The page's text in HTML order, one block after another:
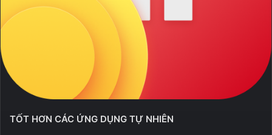
TỐT HƠN CÁC ỨNG DỤNG TỰ NHIÊN